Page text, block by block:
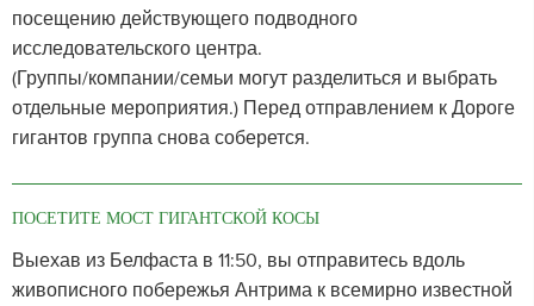
посещению действующего подводного
исследовательского центра.
(Группы/компании/семьи могут разделиться и выбрать
отдельные мероприятия.) Перед отправлением к Дороге
гигантов группа снова соберется.
ПОСЕТИТЕ МОСТ ГИГАНТСКОЙ КОСЫ
Выехав из Белфаста в 11:50, вы отправитесь вдоль
живописного побережья Антрима к всемирно известной